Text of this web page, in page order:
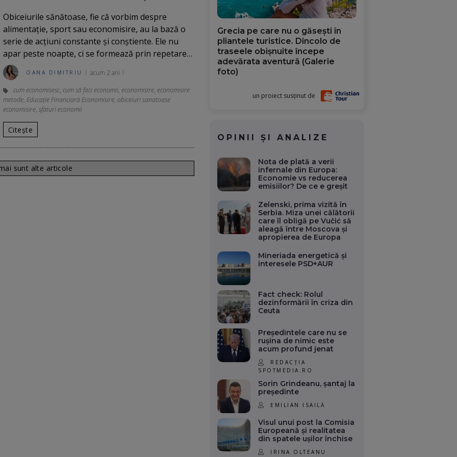
Obiceiurile sănătoase, fie că vorbim despre
alimentație, sport sau economisire, au la bază o
serie de acțiuni constante și conștiente. Ele nu
apar peste noapte, ci se formează prin repetare…
OANA DIMITRIU acum 2 ani
cum economisesc, cum să faci economii, economisire, economisire
metode, Educație Financiară Economisire, obiceiuri sanatoase
economisire, sfaturi economii
Citește
sunt alte articole
Grecia pe care nu o găsești în
pliantele turistice. Dincolo de
traseele obișnuite începe
adevărata aventură (Galerie
foto)
un proiect susținut de
OPINII ȘI ANALIZE
Nota de plată a verii
infernale din Europa:
Economie vs reducerea
emisiilor? De ce e greșit
Zelenski, prima vizită în
Serbia. Miza unei călătorii
care îl obligă pe Vučić să
aleagă între Moscova și
apropierea de Europa
Mineriada energetică și
interesele PSD+AUR
Fact check: Rolul
dezinformării în criza din
Ceuta
Președintele care nu se
rușina de nimic este
acum profund jenat
REDACȚIA
SPOTMEDIA.RO
Sorin Grindeanu, șantaj la
președinte
EMILIAN ISAILĂ
Visul unui post la Comisia
Europeană și realitatea
din spatele ușilor închise
IRINA OLTEANU